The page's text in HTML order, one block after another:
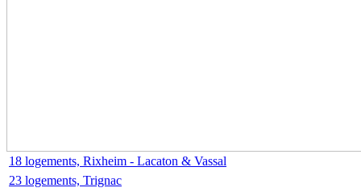
18 logements, Rixheim - Lacaton & Vassal
23 logements, Trignac